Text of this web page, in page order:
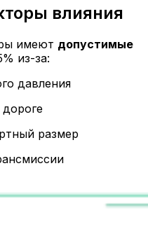
влияния
имеют допустимые
из-за:
давления
дороге
размер